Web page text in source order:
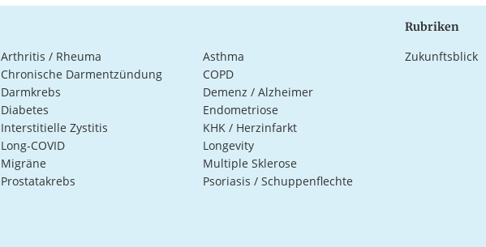
Arthritis / Rheuma
Asthma
Chronische Darmentzündung
COPD
Darmkrebs
Demenz / Alzheimer
Diabetes
Endometriose
Interstitielle Zystitis
KHK / Herzinfarkt
Long-COVID
Longevity
Migräne
Multiple Sklerose
Prostatakrebs Psoriasis / Schuppenflechte
Rubriken
Zukunftsblick